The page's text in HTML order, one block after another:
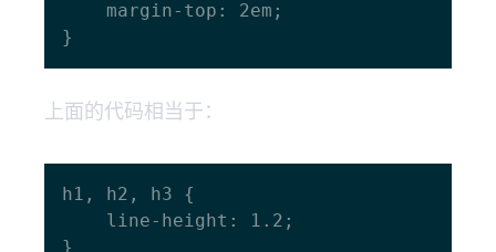
上面的代码相当于：
h1, h2, h3 {
}